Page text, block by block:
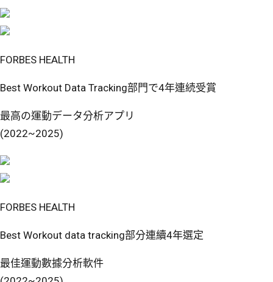
FORBES HEALTH
Best Workout Data Tracking部門で4年連続受賞
最高の運動データ分析アプリ
(2022~2025)
FORBES HEALTH
Best Workout data tracking部分連續4年選定
最佳運動數據分析軟件